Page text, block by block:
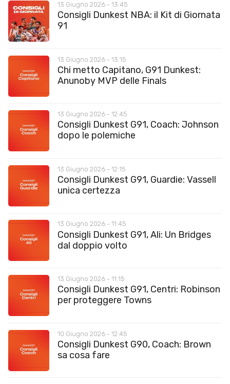
13 Giugno 2026 - 13:45
Consigli Dunkest NBA: il Kit di Giornata
91
13 Giugno 2026 - 13:15
Chi metto Capitano, G91 Dunkest:
Anunoby MVP delle Finals
13 Giugno 2026 - 12:45
Consigli Dunkest G91, Coach: Johnson
dopo le polemiche
13 Giugno 2026 - 12:15
Consigli Dunkest G91, Guardie: Vassell
unica certezza
13 Giugno 2026 - 11:45
Consigli Dunkest G91, Ali: Un Bridges
dal doppio volto
13 Giugno 2026 - 11:15
Consigli Dunkest G91, Centri: Robinson
per proteggere Towns
10 Giugno 2026 - 12:45
Consigli Dunkest G90, Coach: Brown
sa cosa fare